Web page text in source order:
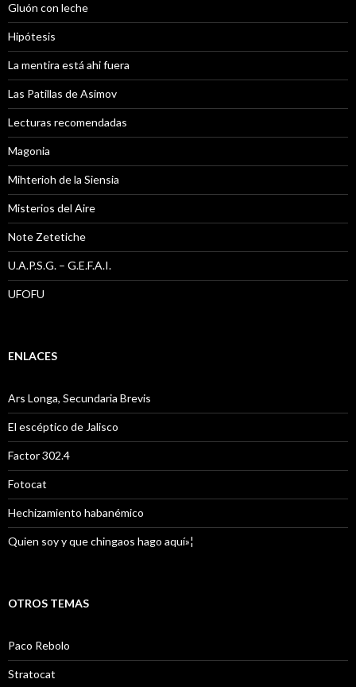
Gluón con leche
Hipótesis
La mentira está ahi fuera
Las Patillas de Asimov
Lecturas recomendadas
Magonia
Mihterioh de la Siensia
Misterios del Aire
Note Zetetiche
U.A.P.S.G. – G.E.F.A.I.
UFOFU
ENLACES
Ars Longa, Secundaria Brevis
El escéptico de Jalisco
Factor 302.4
Fotocat
Hechizamiento habanémico
Quien soy y que chingaos hago aquí»¦
OTROS TEMAS
Paco Rebolo
Stratocat